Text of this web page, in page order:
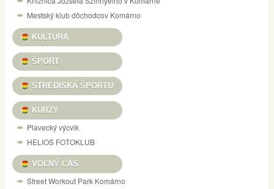
Mestský klub dôchodcov Komárno
KULTÚRA
ŠPORT
STREDISKÁ ŠPORTU
KURZY
Plavecký výcvik
HELIOS FOTOKLUB
VOĽNÝ ČAS
Street Workout Park Komárno